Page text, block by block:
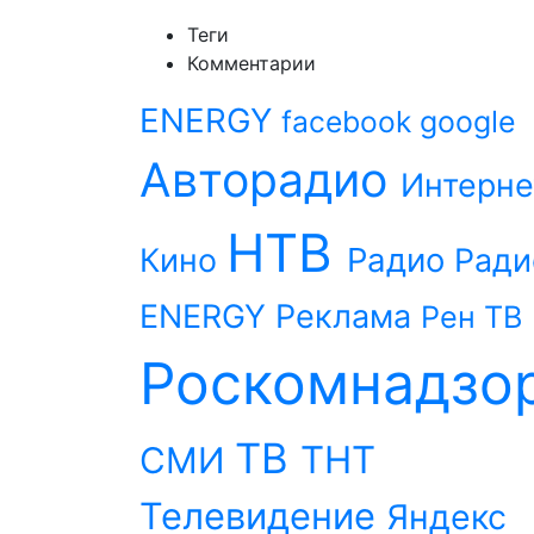
Теги
Комментарии
ENERGY facebook google
Авторадио
Кино НТВ Радио
ENERGY Реклама Рен ТВ
СМИ ТВ ТНТ
Телевидение Яндекс